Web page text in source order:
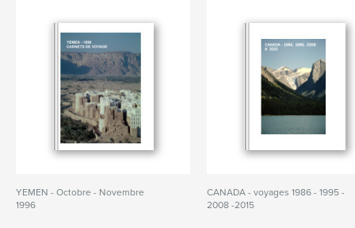
YEMEN - Octobre - Novembre
1996
CANADA - voyages 1986 - 1995 -
2008 -2015